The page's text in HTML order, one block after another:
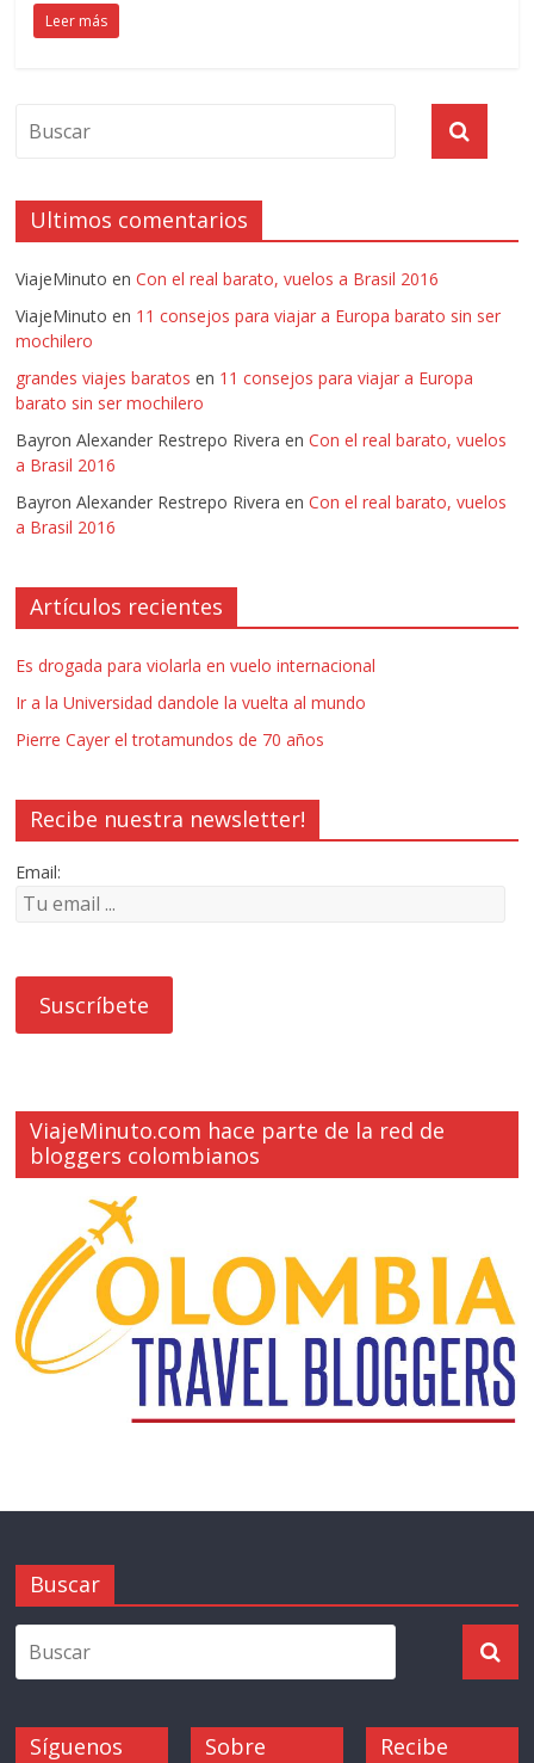
Leer más
Ultimos comentarios
ViajeMinuto enCon el real barato, vuelos a Brasil 2016
ViajeMinuto en 11 consejos para viajar a Europa barato sin ser
mochilero
grandes viajes baratos en 11 consejos para viajar a Europa
barato sin ser mochilero
Bayron Alexander Restrepo Rivera enCon el real barato, vuelos
a Brasil 2016
Bayron Alexander Restrepo Rivera enCon el real barato, vuelos
a Brasil 2016
Artículos recientes
Es drogada para violarla en vuelo internacional
Ir a la Universidad dandole la vuelta al mundo
Pierre Cayer el trotamundos de 70 años
Recibe nuestra newsletter!
Email:
ViajeMinuto.com hace parte de la red de
bloggers colombianos
Buscar
Síguenos
Sobre
Recibe